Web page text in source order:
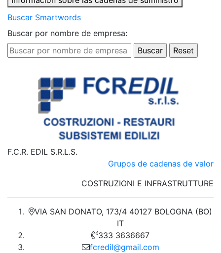
Buscar Smartwords
Buscar por nombre de empresa:
F.C.R. EDIL S.R.L.S.
Grupos de cadenas de valor
COSTRUZIONI E INFRASTRUTTURE
VIA SAN DONATO, 173/4 40127 BOLOGNA (BO)
IT
333 3636667
fcredil@gmail.com